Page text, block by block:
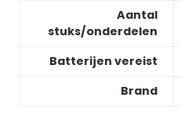
Aantal
stuks/onderdelen
Batterijen vereist
Brand